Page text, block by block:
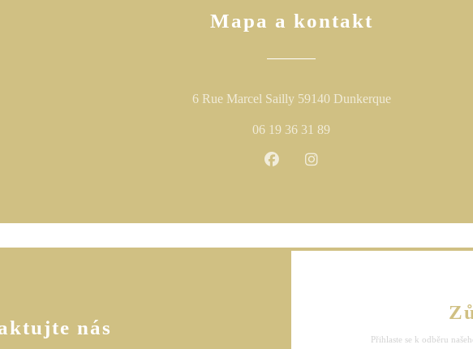
Mapa a kontakt
6 Rue Marcel Sailly 59140 Dunkerque((otevře se v
06 19 36 31 89
Facebook ((otevře se v novém
nás
Přihlaste se k odběru